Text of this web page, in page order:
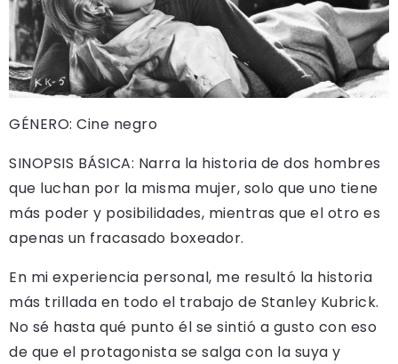
GÉNERO: Cine negro
SINOPSIS BÁSICA: Narra la historia de dos hombres
que luchan por la misma mujer, solo que uno tiene
más poder y posibilidades, mientras que el otro es
apenas un fracasado boxeador.
En mi experiencia personal, me resultó la historia
más trillada en todo el trabajo de Stanley Kubrick.
No sé hasta qué punto él se sintió a gusto con eso
de que el protagonista se salga con la suya y